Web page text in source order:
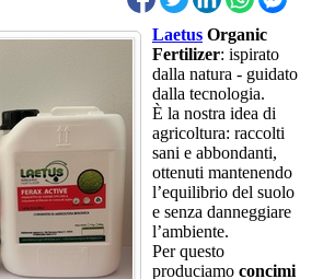
Laetus Organic
Fertilizer: ispirato
dalla natura - guidato
dalla tecnologia.
È la nostra idea di
agricoltura: raccolti
sani e abbondanti,
ottenuti mantenendo
l’equilibrio del suolo
e senza danneggiare
l’ambiente.
Per questo
produciamo concimi